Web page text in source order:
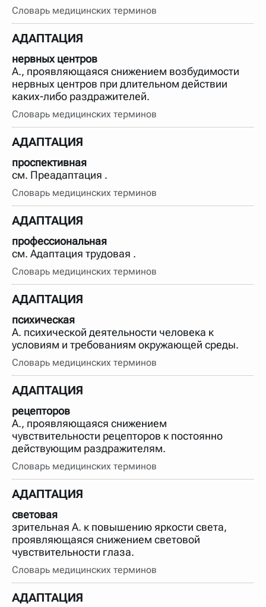
Словарь медицинских терминов
АДАПТАЦИЯ
нервных центров
А., проявляющаяся снижением возбудимости
нервных центров при длительном действии
каких-либо раздражителей.
Словарь медицинских терминов
АДАПТАЦИЯ
проспективная
см. Преадаптация .
Словарь медицинских терминов
АДАПТАЦИЯ
профессиональная
см. Адаптация трудовая .
Словарь медицинских терминов
АДАПТАЦИЯ
психическая
А. психической деятельности человека к
условиям и требованиям окружающей среды.
Словарь медицинских терминов
АДАПТАЦИЯ
рецепторов
А., проявляющаяся снижением
чувствительности рецепторов к постоянно
действующим раздражителям.
Словарь медицинских терминов
АДАПТАЦИЯ
световая
зрительная А. к повышению яркости света,
проявляющаяся снижением световой
чувствительности глаза.
Словарь медицинских терминов
АДАПТАЦИЯ